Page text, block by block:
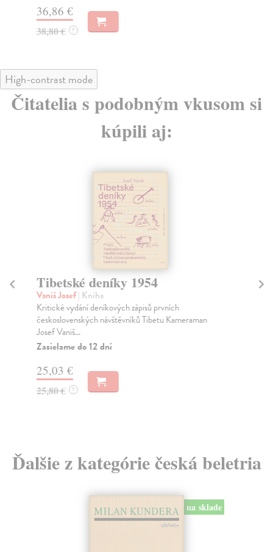
36,86 €
38,80 € ?
High-contrast mode
Čitatelia s podobným vkusom si
kúpili aj:
Tibetské deníky 1954
Vaniš Josef| Kniha
Kritické vydání deníkových zápisů prvních
československých návštěvníků Tibetu Kameraman
Josef Vaniš...
Zasielame do 12 dní
25,03 €
25,80 € ?
Ďalšie z kategórie česká beletria
na sklade